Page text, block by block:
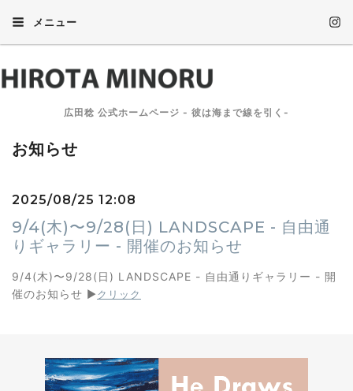
メニュー
広田稔 公式ホームページ - 彼は海まで線を引く-
お知らせ
2025/08/25 12:08
9/4(木)〜9/28(日) LANDSCAPE - 自由通
りギャラリー - 開催のお知らせ
9/4(木)〜9/28(日) LANDSCAPE - 自由通りギャラリー - 開
催のお知らせ ▶︎クリック